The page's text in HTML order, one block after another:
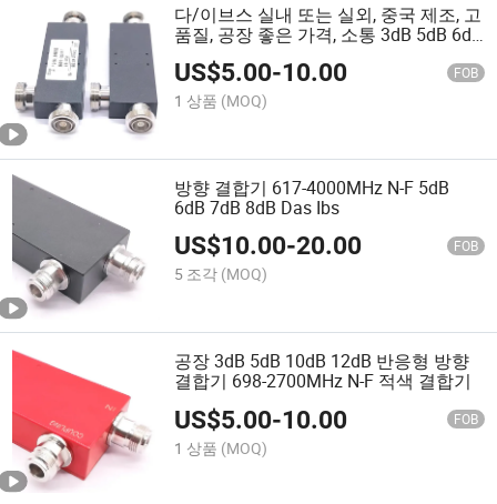
다/이브스 실내 또는 실외, 중국 제조, 고
품질, 공장 좋은 가격, 소통 3dB 5dB 6dB
7dB 공기 방향 결합기 617-4000MHz
DIN-F
US$5.00-10.00 FOB
1 상품 (MOQ)
방향 결합기 617-4000MHz N-F 5dB
6dB 7dB 8dB Das Ibs
US$10.00-20.00 FOB
5 조각 (MOQ)
공장 3dB 5dB 10dB 12dB 반응형 방향
결합기 698-2700MHz N-F 적색 결합기
US$5.00-10.00 FOB
1 상품 (MOQ)